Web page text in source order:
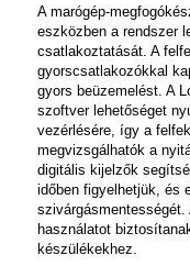
A marógép-
eszközben a rendszer
csatlakoztatását. A
gyorscsatlakozókkal
gyors beüzemelést. A
szoftver lehetőséget
vezérlésére, így a
megvizsgálhatók a
digitális kijelzők
időben figyelhetjük, és
használatot
készülékekhez.